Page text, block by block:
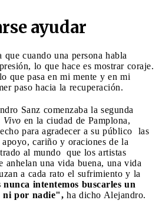
ayudar
cuando una persona habla
lo que hace es mostrar coraje.
que pasa en mi mente y en mi
paso hacia la recuperación.
Sanz comenzaba la segunda
Vivo en la ciudad de Pamplona,
para agradecer a su público las
cariño y oraciones de la
al mundo que los artistas
anhelan una vida buena, una vida
a cada rato el sufrimiento y la
nunca intentemos buscarles un
ni por nadie", ha dicho Alejandro.